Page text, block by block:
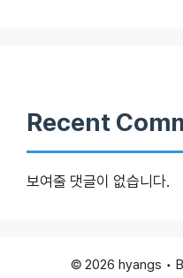
Recent
보여줄 댓글이 없습니다.
© 2026 hyangs •